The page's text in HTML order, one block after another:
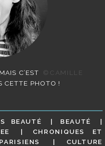
C’EST
©CAMILLE
CETTE PHOTO !
BEAUTÉ
BEAUTÉ
CHRONIQUES ET
CULTURE